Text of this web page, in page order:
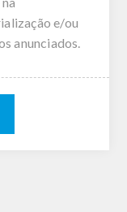
e/ou
anunciados.